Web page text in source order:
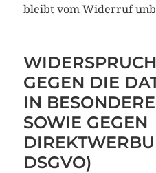
bleibt vom Widerruf
GEGEN DIE
IN
SOWIE GEGEN
DSGVO)